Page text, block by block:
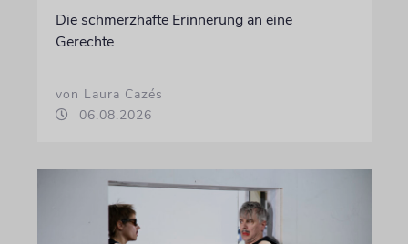
Die schmerzhafte Erinnerung an eine
Gerechte
von Laura Cazés
06.08.2026